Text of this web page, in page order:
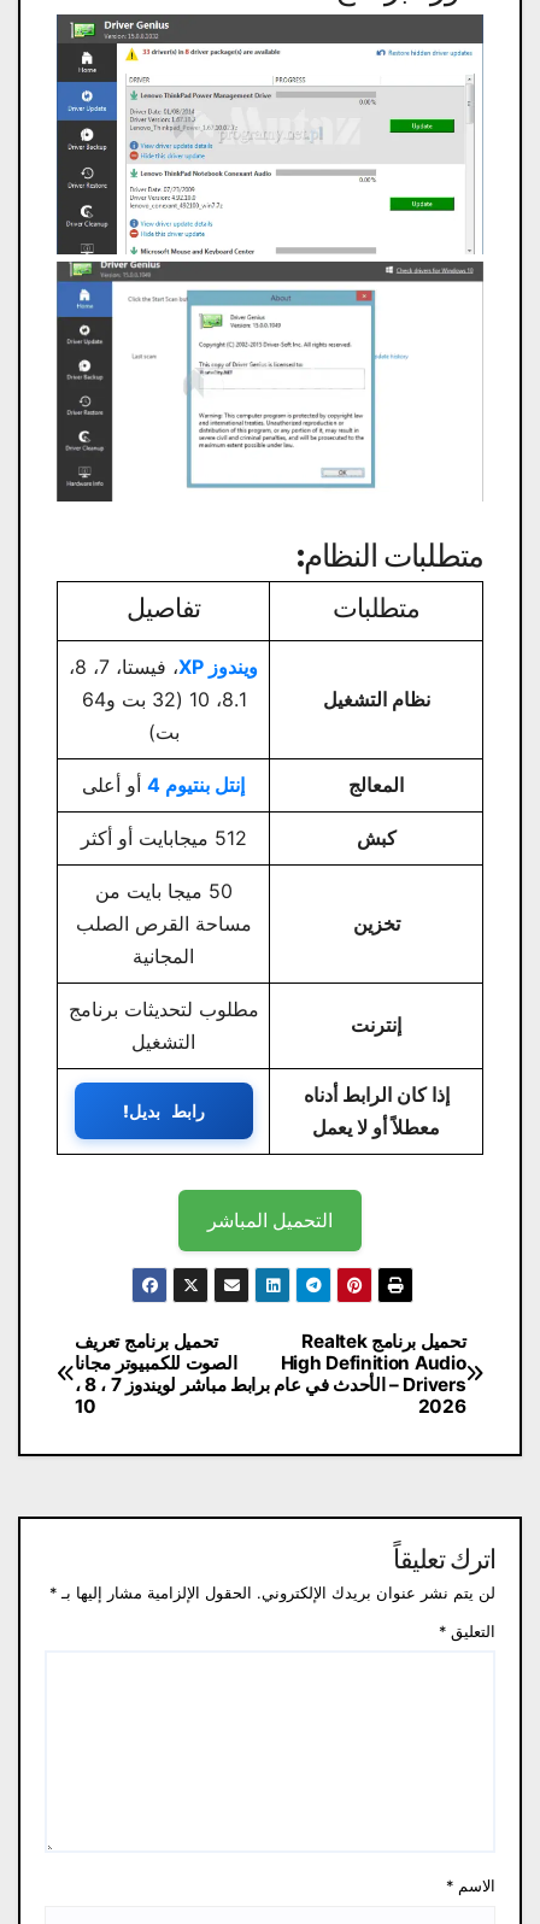
متطلبات النظام:
متطلبات تفاصيل
نظام التشغيل
ويندوز XP
، فيستا، 7، 8،
8.1، 10 (32 بت و64
بت)
المعالج إنتل بنتيوم 4 أو أعلى
كبش 512 ميجابايت أو أكثر
تخزين
50 ميجا بايت من
مساحة القرص الصلب
المجانية
إنترنت
مطلوب لتحديثات برنامج
التشغيل
إذا كان الرابط أدناه
معطلاً أو لا يعمل
رابط بديل!
التحميل المباشر
تصفّح
المقالات
تحميل برنامج تعريف
الصوت للكمبيوتر مجانا​
برابط مباشر لويندوز 7 ، 8 ،
10
تحميل برنامج Realtek
High Definition Audio
Drivers – الأحدث في عام
2026
اترك تعليقاً
لن يتم نشر عنوان بريدك الإلكتروني. الحقول الإلزامية مشار إليها بـ *
التعليق *
الاسم *